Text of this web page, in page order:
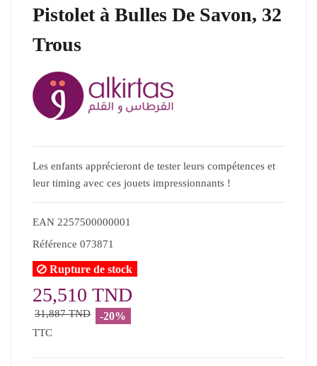
Pistolet à Bulles De Savon, 32
Trous
Les enfants apprécieront de tester leurs compétences et
leur timing avec ces jouets impressionnants !
EAN 2257500000001
Référence 073871
Rupture de stock
25,510 TND
31,887 TND -20%
TTC